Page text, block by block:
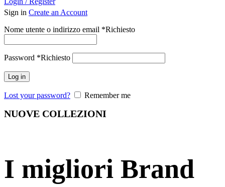
Sign in Create an Account
Nome utente o indirizzo email *Richiesto
Password *Richiesto
Log in
Lost your password? Remember me
NUOVE COLLEZIONI
I migliori Brand